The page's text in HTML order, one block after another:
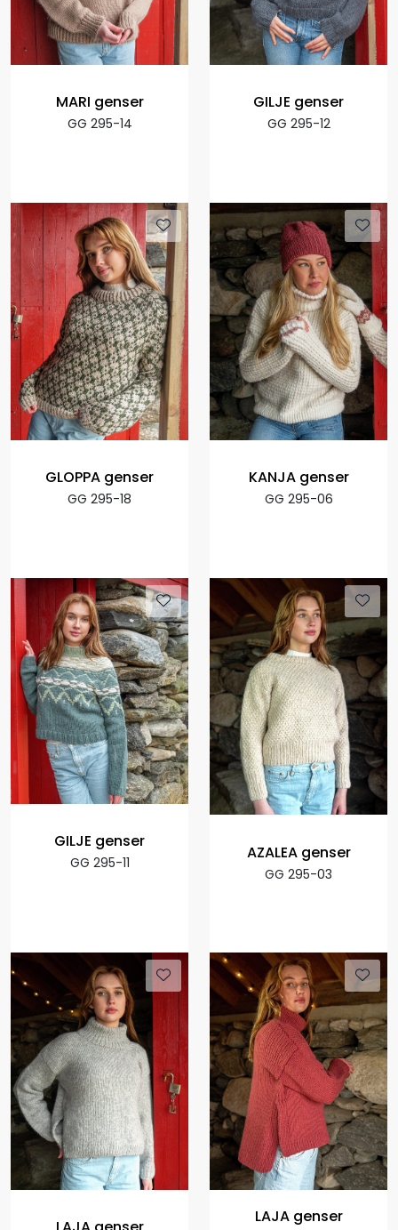
MARI genser
GG 295-14
GILJE genser
GG 295-12
GLOPPA genser
GG 295-18
KANJA genser
GG 295-06
GILJE genser
GG 295-11
AZALEA genser
GG 295-03
LAJA genser